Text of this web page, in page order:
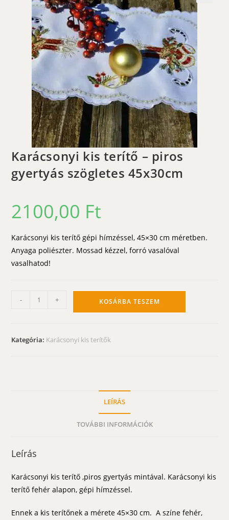
Karácsonyi kis terítő – piros
gyertyás szögletes 45x30cm
2100,00 Ft
Karácsonyi kis terítő gépi hímzéssel, 45×30 cm méretben.
Anyaga poliészter. Mossad kézzel, forró vasalóval
vasalhatod!
Karácsonyi
- + KOSÁRBA TESZEM
Kategória: Karácsonyi kis terítők
LEÍRÁS
TOVÁBBI INFORMÁCIÓK
Leírás
Karácsonyi kis terítő ,piros gyertyás mintával. Karácsonyi kis
terítő fehér alapon, gépi hímzéssel.
Ennek a kis terítőnek a mérete 45×30 cm. A színe fehér,